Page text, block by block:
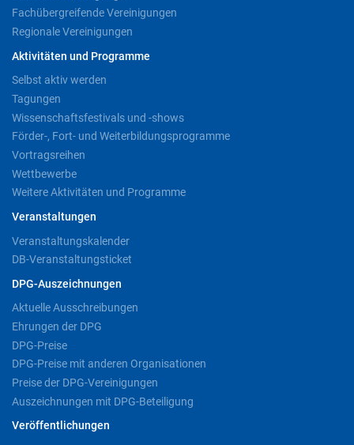
Fachübergreifende Vereinigungen
Regionale Vereinigungen
Aktivitäten und Programme
Selbst aktiv werden
Tagungen
Wissenschaftsfestivals und -shows
Förder-, Fort- und Weiterbildungsprogramme
Vortragsreihen
Wettbewerbe
Weitere Aktivitäten und Programme
Veranstaltungen
Veranstaltungskalender
DB-Veranstaltungsticket
DPG-Auszeichnungen
Aktuelle Ausschreibungen
Ehrungen der DPG
DPG-Preise
DPG-Preise mit anderen Organisationen
Preise der DPG-Vereinigungen
Auszeichnungen mit DPG-Beteiligung
Veröffentlichungen